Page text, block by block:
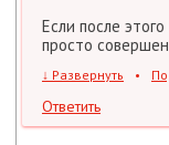
Если после
просто
↓ Развернуть •
Ответить